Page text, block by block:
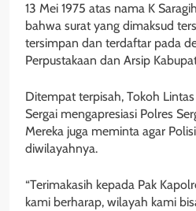
13 Mei 1975 atas nama K
bahwa surat yang dimaksud
tersimpan dan terdaftar pada
Perpustakaan dan Arsip
Ditempat terpisah, Tokoh
Sergai mengapresiasi Polres
Mereka juga meminta agar
diwilayahnya.
“Terimakasih kepada Pak
kami berharap, wilayah kami